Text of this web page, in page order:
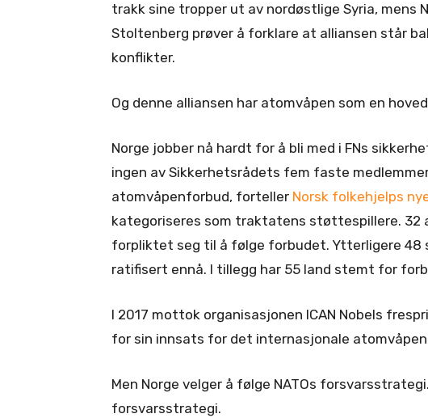
trakk sine tropper ut av nordøstlige Syria, mens
Stoltenberg prøver å forklare at alliansen står
konflikter.
Og denne alliansen har atomvåpen som en
Norge jobber nå hardt for å bli med i FNs
ingen av Sikkerhetsrådets fem faste
atomvåpenforbud, forteller Norsk folkehjelps
kategoriseres som traktatens støttespillere. 32
forpliktet seg til å følge forbudet. Ytterligere 48
ratifisert ennå. I tillegg har 55 land stemt for
I 2017 mottok organisasjonen ICAN Nobels
for sin innsats for det internasjonale
Men Norge velger å følge NATOs
forsvarsstrategi.